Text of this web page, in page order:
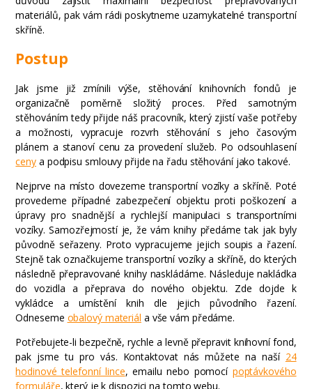
materiálů, pak vám rádi poskytneme uzamykatelné transportní
skříně.
Postup
Jak jsme již zmínili výše, stěhování knihovních fondů je
organizačně poměrně složitý proces. Před samotným
stěhováním tedy přijde náš pracovník, který zjistí vaše potřeby
a možnosti, vypracuje rozvrh stěhování s jeho časovým
plánem a stanoví cenu za provedení služeb. Po odsouhlasení
ceny a podpisu smlouvy přijde na řadu stěhování jako takové.
Nejprve na místo dovezeme transportní vozíky a skříně. Poté
provedeme případné zabezpečení objektu proti poškození a
úpravy pro snadnější a rychlejší manipulaci s transportními
vozíky. Samozřejmostí je, že vám knihy předáme tak jak byly
původně seřazeny. Proto vypracujeme jejich soupis a řazení.
Stejně tak označkujeme transportní vozíky a skříně, do kterých
následně přepravované knihy naskládáme. Následuje nakládka
do vozidla a přeprava do nového objektu. Zde dojde k
vykládce a umístění knih dle jejich původního řazení.
Odneseme obalový materiál a vše vám předáme.
Potřebujete-li bezpečně, rychle a levně přepravit knihovní fond,
pak jsme tu pro vás. Kontaktovat nás můžete na naší 24
hodinové telefonní lince, emailu nebo pomocí poptávkového
formuláře, který je k dispozici na tomto webu.